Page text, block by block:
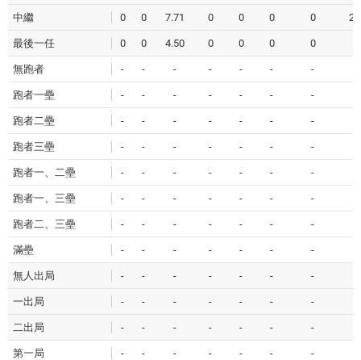
中繼 0 0 7.71 0 0 0 0
最後一任 0 0 4.50 0 0 0 0
無跑者 - - - - - - -
跑者一壘 - - - - - - -
跑者二壘 - - - - - - -
跑者三壘 - - - - - - -
跑者一、二壘 - - - - - - -
跑者一、三壘 - - - - - - -
跑者二、三壘 - - - - - - -
滿壘 - - - - - - -
無人出局 - - - - - - -
一出局 - - - - - - -
二出局 - - - - - - -
第一局 - - - - - - -